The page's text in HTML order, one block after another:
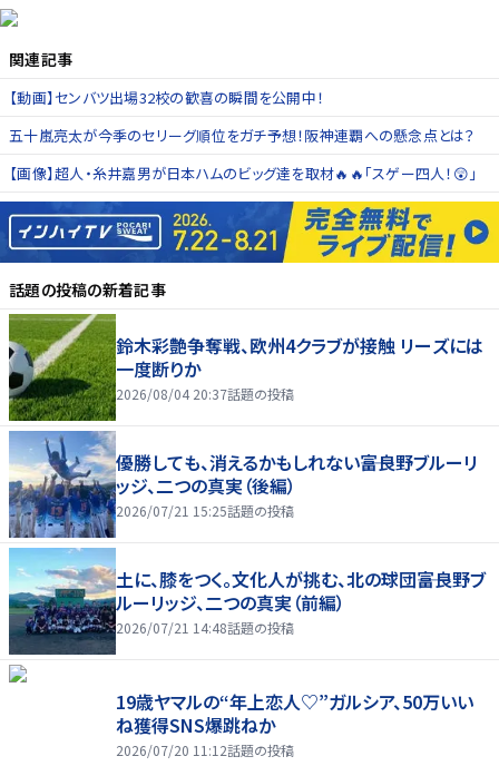
関連記事
【動画】センバツ出場32校の歓喜の瞬間を公開中！
五十嵐亮太が今季のセリーグ順位をガチ予想！阪神連覇への懸念点とは？
【画像】超人・糸井嘉男が日本ハムのビッグ達を取材🔥🔥「スゲー四人！😲」
話題の投稿の新着記事
鈴木彩艶争奪戦、欧州4クラブが接触 リーズには
一度断りか
2026/08/04 20:37話題の投稿
優勝しても、消えるかもしれない――富良野ブルーリ
ッジ、二つの真実（後編）
2026/07/21 15:25話題の投稿
土に、膝をつく。文化人が挑む、北の球団――富良野ブ
ルーリッジ、二つの真実（前編）
2026/07/21 14:48話題の投稿
19歳ヤマルの“年上恋人♡”ガルシア、50万いい
ね獲得SNS爆跳ねか
2026/07/20 11:12話題の投稿